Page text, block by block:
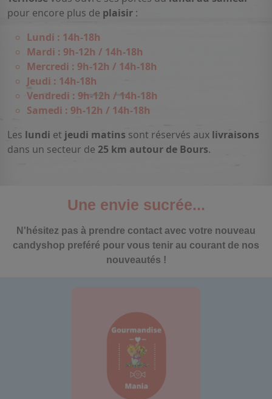
pour encore plus de plaisir :
Lundi : 14h-18h
Mardi : 9h-12h / 14h-18h
Mercredi : 9h-12h / 14h-18h
Jeudi : 14h-18h
Vendredi : 9h-12h / 14h-18h
Samedi : 9h-12h / 14h-18h
Les lundi et jeudi matins sont réservés aux livraisons
dans un secteur de 25 km autour de Bours.
Une envie sucrée...
N'hésitez pas à prendre contact avec votre nouveau
candyshop preféré pour vous tenir au courant de nos
nouveautés !